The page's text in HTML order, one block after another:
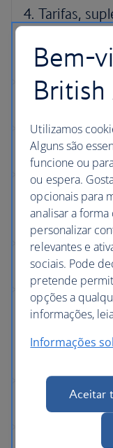
Bem-
British
Utilizamos
Alguns são
funcione ou
ou espera.
opcionais para
analisar a
personalizar
relevantes e
sociais. Pode
pretende
opções a
informações,
Informações
Aceitar